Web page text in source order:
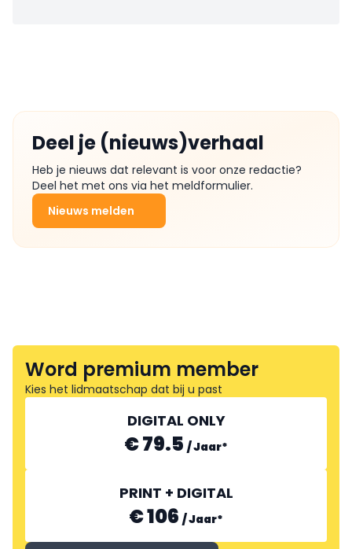
Deel je (nieuws)verhaal
Heb je nieuws dat relevant is voor onze redactie?
Deel het met ons via het meldformulier.
Nieuws melden
Word premium member
Kies het lidmaatschap dat bij u past
DIGITAL ONLY
€ 79.5 /Jaar*
PRINT + DIGITAL
€ 106 /Jaar*